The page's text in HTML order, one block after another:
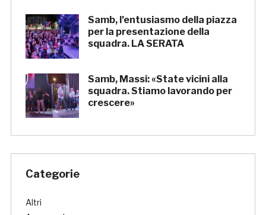
Samb, l’entusiasmo della piazza
per la presentazione della
squadra. LA SERATA
Samb, Massi: «State vicini alla
squadra. Stiamo lavorando per
crescere»
Categorie
Altri